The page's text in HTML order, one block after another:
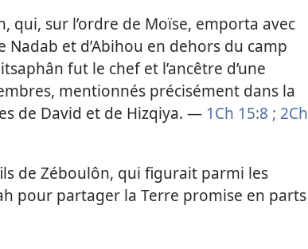
qui, sur l’ordre de Moïse, emporta avec
et d’Abihou en dehors du camp
fut le chef et l’ancêtre d’une
mentionnés précisément dans la
de David et de Hizqiya. — 1Ch 15:8 ; 2Ch
de Zéboulôn, qui figurait parmi les
pour partager la Terre promise en parts